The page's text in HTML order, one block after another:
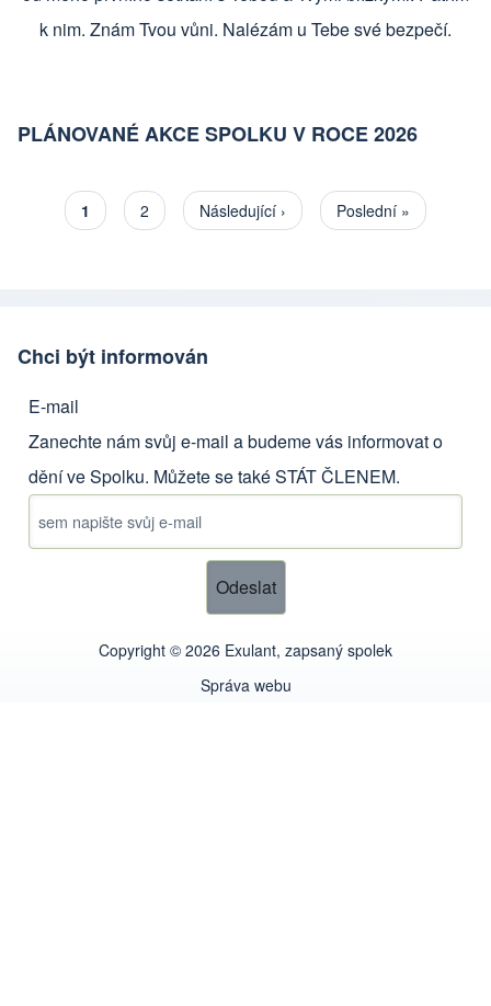
k nim. Znám Tvou vůni. Nalézám u Tebe své bezpečí.
PLÁNOVANÉ AKCE SPOLKU V ROCE 2026
Pagination
Aktuální stránka
1 Stránka
2 Následující stránka
Následující › Poslední stránka
Poslední »
Chci být informován
E-mail
Zanechte nám svůj e-mail a budeme vás informovat o
dění ve Spolku. Můžete se takéSTÁT ČLENEM.
Copyright © 2026 Exulant, zapsaný spolek
Správa webu